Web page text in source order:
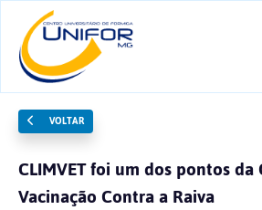
VOLTAR
CLIMVET foi um dos pontos
Vacinação Contra a Raiva